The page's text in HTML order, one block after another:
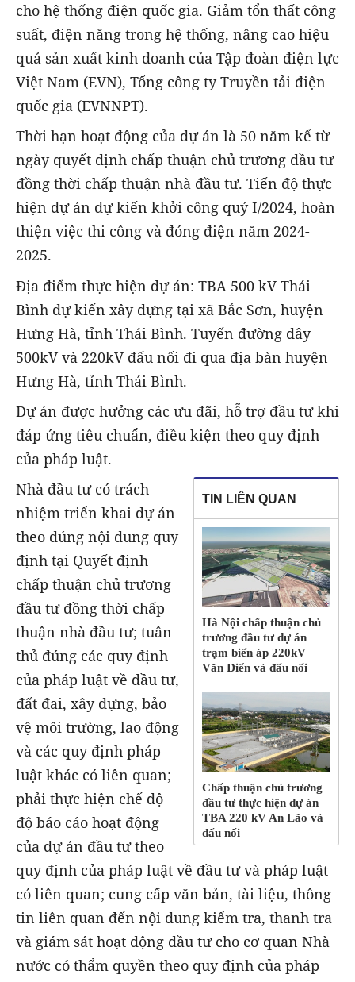
cho hệ thống điện quốc gia. Giảm tổn thất công
suất, điện năng trong hệ thống, nâng cao hiệu
quả sản xuất kinh doanh của Tập đoàn điện lực
Việt Nam (EVN), Tổng công ty Truyền tải điện
quốc gia (EVNNPT).
Thời hạn hoạt động của dự án là 50 năm kể từ
ngày quyết định chấp thuận chủ trương đầu tư
đồng thời chấp thuận nhà đầu tư. Tiến độ thực
hiện dự án dự kiến khởi công quý I/2024, hoàn
thiện việc thi công và đóng điện năm 2024-
2025.
Địa điểm thực hiện dự án: TBA 500 kV Thái
Bình dự kiến xây dựng tại xã Bắc Sơn, huyện
Hưng Hà, tỉnh Thái Bình. Tuyến đường dây
500kV và 220kV đấu nối đi qua địa bàn huyện
Hưng Hà, tỉnh Thái Bình.
Dự án được hưởng các ưu đãi, hỗ trợ đầu tư khi
đáp ứng tiêu chuẩn, điều kiện theo quy định
của pháp luật.
TIN LIÊN QUAN
Hà Nội chấp thuận chủ
trương đầu tư dự án
trạm biến áp 220kV
Văn Điển và đấu nối
Chấp thuận chủ trương
đầu tư thực hiện dự án
TBA 220 kV An Lão và
đấu nối
Nhà đầu tư có trách
nhiệm triển khai dự án
theo đúng nội dung quy
định tại Quyết định
chấp thuận chủ trương
đầu tư đồng thời chấp
thuận nhà đầu tư; tuân
thủ đúng các quy định
của pháp luật về đầu tư,
đất đai, xây dựng, bảo
vệ môi trường, lao động
và các quy định pháp
luật khác có liên quan;
phải thực hiện chế độ
độ báo cáo hoạt động
của dự án đầu tư theo
quy định của pháp luật về đầu tư và pháp luật
có liên quan; cung cấp văn bản, tài liệu, thông
tin liên quan đến nội dung kiểm tra, thanh tra
và giám sát hoạt động đầu tư cho cơ quan Nhà
nước có thẩm quyền theo quy định của pháp